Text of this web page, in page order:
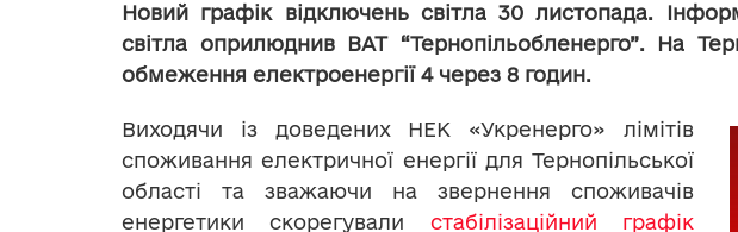
Новий графік відключень світла 30 листопада.
світла оприлюднив ВАТ “Тернопільобленерго”. На
обмеження електроенергії 4 через 8 годин.
Виходячи із доведених НЕК «Укренерго» лімітів
споживання електричної енергії для Тернопільської
області та зважаючи на звернення споживачів
енергетики скорегували стабілізаційний графік